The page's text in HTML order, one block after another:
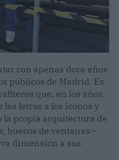
con apenas doce años
públicos de Madrid. Es
que, en los años
las letras a los iconos y
la propia arquitectura de
huecos de ventanas—
dimensión a sus